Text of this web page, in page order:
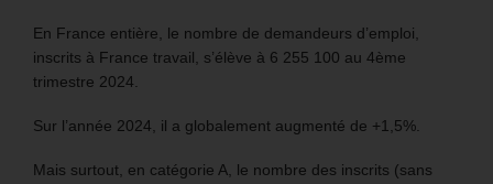
En France entière, le nombre de demandeurs d’emploi,
inscrits à France travail, s’élève à 6 255 100 au 4ème
trimestre 2024.
Sur l’année 2024, il a globalement augmenté de +1,5%.
Mais surtout, en catégorie A, le nombre des inscrits (sans